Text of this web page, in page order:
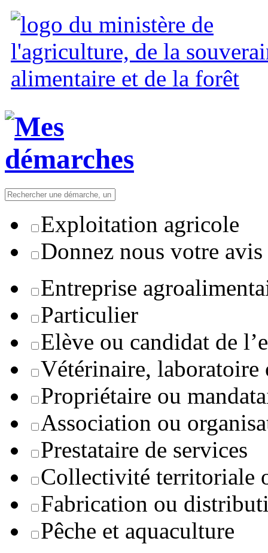
Exploitation agricole
Donnez nous votre avis
Entreprise
Particulier
Elève ou candidat de
Vétérinaire, laboratoire
Propriétaire ou
Association ou
Prestataire de services
Collectivité territoriale
Fabrication ou
Pêche et aquaculture